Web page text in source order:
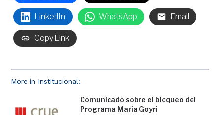
More in Institucional:
Comunicado sobre el bloqueo del
Programa María Goyri
LinkedIn WhatsApp Email
Copy Link